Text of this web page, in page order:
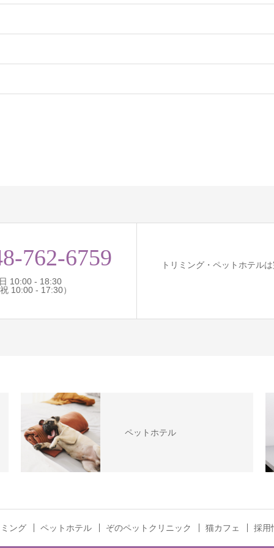
762-6759
10:00 - 18:30
- 17:30）
トリミング・ペットホテル
ペットホテル
ミング ペットホテル ぞのペットクリニック 猫カフェ 採用